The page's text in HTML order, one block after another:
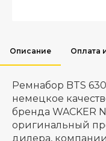
Описание Оплата
Ремнабор BTS
немецкое
бренда WACKER
оригинальный
дилера,